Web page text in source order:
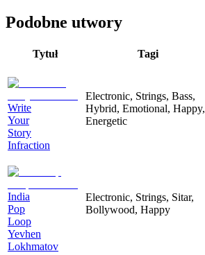
Podobne utwory
Tytuł Tagi
Write
Your
Story
Infraction
Electronic, Strings, Bass,
Hybrid, Emotional, Happy,
Energetic
India
Pop
Loop
Yevhen
Lokhmatov
Electronic, Strings, Sitar,
Bollywood, Happy